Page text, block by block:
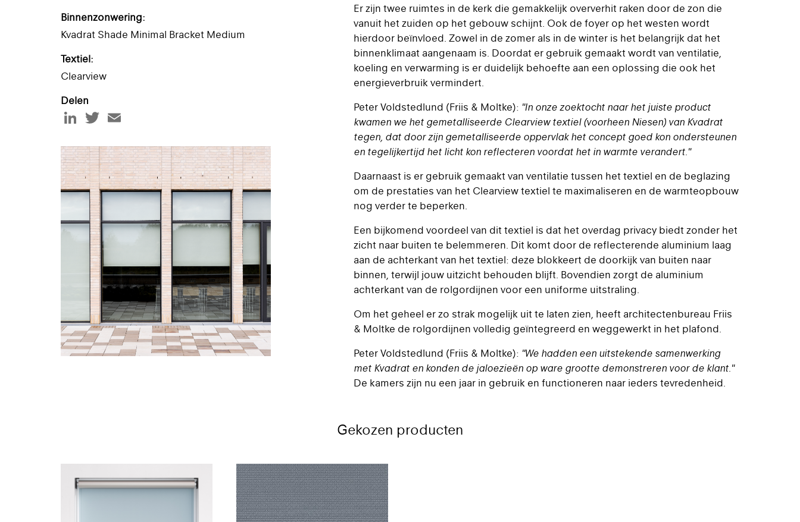
Binnenzonwering:
Kvadrat Shade Minimal Bracket Medium
Textiel:
Clearview
Delen
Er zijn twee ruimtes in de kerk die gemakkelijk oververhit raken door de zon die
vanuit het zuiden op het gebouw schijnt. Ook de foyer op het westen wordt
hierdoor beïnvloed. Zowel in de zomer als in de winter is het belangrijk dat het
binnenklimaat aangenaam is. Doordat er gebruik gemaakt wordt van ventilatie,
koeling en verwarming is er duidelijk behoefte aan een oplossing die ook het
energieverbruik vermindert.
Peter Voldstedlund (Friis & Moltke): "In onze zoektocht naar het juiste product
kwamen we het gemetalliseerde Clearview textiel (voorheen Niesen) van Kvadrat
tegen, dat door zijn gemetalliseerde oppervlak het concept goed kon ondersteunen
en tegelijkertijd het licht kon reflecteren voordat het in warmte verandert."
Daarnaast is er gebruik gemaakt van ventilatie tussen het textiel en de beglazing
om de prestaties van het Clearview textiel te maximaliseren en de warmteopbouw
nog verder te beperken.
Een bijkomend voordeel van dit textiel is dat het overdag privacy biedt zonder het
zicht naar buiten te belemmeren. Dit komt door de reflecterende aluminium laag
aan de achterkant van het textiel: deze blokkeert de doorkijk van buiten naar
binnen, terwijl jouw uitzicht behouden blijft. Bovendien zorgt de aluminium
achterkant van de rolgordijnen voor een uniforme uitstraling.
Om het geheel er zo strak mogelijk uit te laten zien, heeft architectenbureau Friis
& Moltke de rolgordijnen volledig geïntegreerd en weggewerkt in het plafond.
Peter Voldstedlund (Friis & Moltke): "We hadden een uitstekende samenwerking
met Kvadrat en konden de jaloezieën op ware grootte demonstreren voor de klant."
De kamers zijn nu een jaar in gebruik en functioneren naar ieders tevredenheid.
Gekozen producten